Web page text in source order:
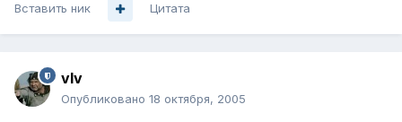
Вставить ник Цитата
vIv
Опубликовано 18 октября, 2005